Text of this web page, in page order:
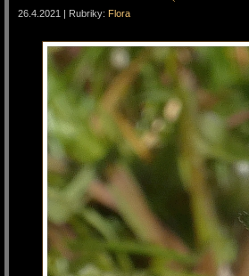
26.4.2021 | Rubriky: Flora